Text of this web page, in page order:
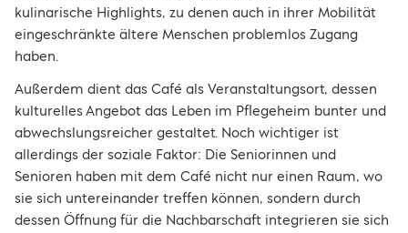
kulinarische Highlights, zu denen auch in ihrer Mobilität
eingeschränkte ältere Menschen problemlos Zugang
haben.
Außerdem dient das Café als Veranstaltungsort, dessen
kulturelles Angebot das Leben im Pflegeheim bunter und
abwechslungsreicher gestaltet. Noch wichtiger ist
allerdings der soziale Faktor: Die Seniorinnen und
Senioren haben mit dem Café nicht nur einen Raum, wo
sie sich untereinander treffen können, sondern durch
dessen Öffnung für die Nachbarschaft integrieren sie sich